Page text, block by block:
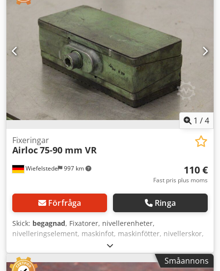
1 /4
Wiefelstede 997 km
Fixeringar
Airloc75-90 mm VR
110 €
Fast pris plus moms
Förfråga Ringa
Skick: begagnad, Fixatorer, nivellerenheter,
nivelleringselement, maskinfot, maskinfötter, nivellerskor,
maskinfundament, nivellersko, kilskor, maskinstöd,
nivellierfot - Fixatorer: för verktygsmaskiner och
anläggningar Dodsfzlu Eopfx Ahkokr - Min. höjd: 75 mm -
Småannons